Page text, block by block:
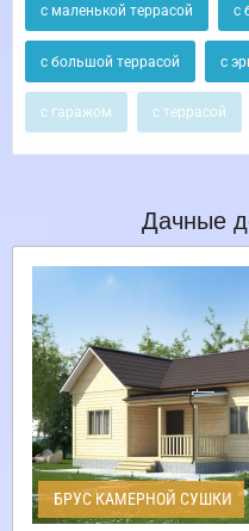
с маленькой террасой с
с большой террасой с
с гаражом с террасой
Дачные
БРУС КАМЕРНОЙ СУШКИ